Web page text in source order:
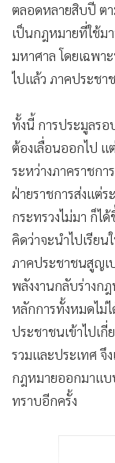
ตลอดหลายสิบปี ตา
เป็นกฎหมายที่ใช้ม
มหาศาล โดยเฉพา
ไปแล้ว ภาคประชา
ทั้งนี้ การประมูลรอ
ต้องเลื่อนออกไป
ระหว่างภาคราชก
ฝ่ายราชการส่งแต่
กระทรวงไม่มา ก็ไ
คิดว่าจะนำไปเรีย
ภาคประชาชนสูญเป
พลังงานกลับร่างก
หลักการทั้งหมดไม่
ประชาชนเข้าไปเ
รวมและประเทศ จึ
กฎหมายออกมาแบ
ทราบอีกครั้ง